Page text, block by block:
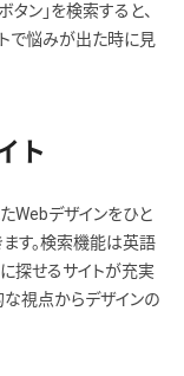
タン」を検索すると、
トで悩みが出た時に見
ト
Webデザインをひと
ます。検索機能は英語
探せるサイトが充実
な視点からデザインの